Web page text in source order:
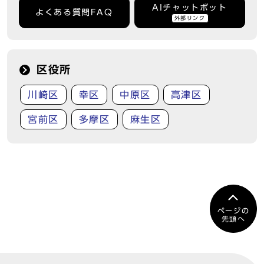
よくある質問FAQ
AIチャットボット
外部リンク
区役所
川崎区 幸区 中原区 高津区
宮前区 多摩区 麻生区
ページの
先頭へ